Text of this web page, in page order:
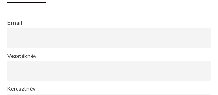
Email
Vezetéknév
Keresztnév